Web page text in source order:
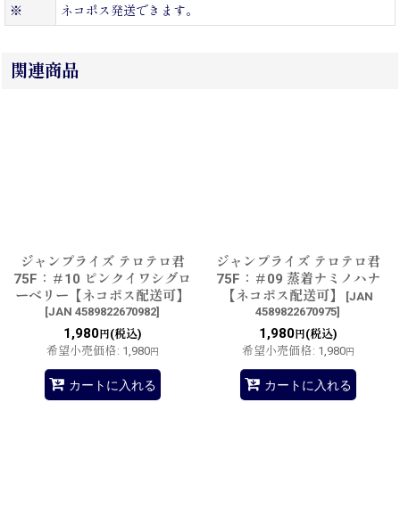
※ ネコポス発送できます。
関連商品
ジャンプライズ テロテロ君
75F：＃10 ピンクイワシグロ
ーベリー【ネコポス配送可】
[JAN 4589822670982]
1,980円(税込)
希望小売価格: 1,980円
カートに入れる
ジャンプライズ テロテロ君
75F：＃09 蒸着ナミノハナ
【ネコポス配送可】
[JAN
4589822670975]
1,980円(税込)
希望小売価格: 1,980円
カートに入れる